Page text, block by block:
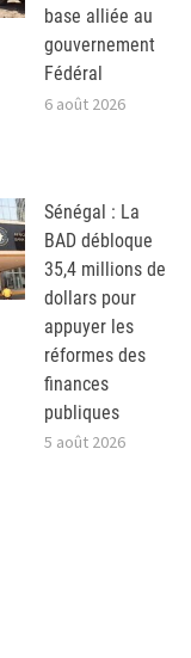
base alliée au
gouvernement
Fédéral
6 août 2026
Sénégal : La
BAD débloque
35,4 millions de
dollars pour
appuyer les
réformes des
finances
publiques
5 août 2026